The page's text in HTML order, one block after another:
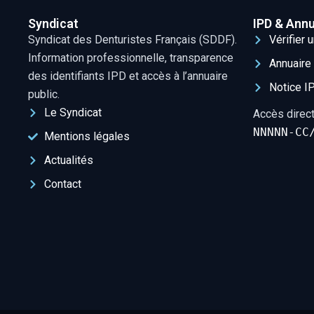
Syndicat
Syndicat des Denturistes Français (SDDF).
Information professionnelle, transparence
des identifiants IPD et accès à l’annuaire
public.
Le Syndicat
Mentions légales
Actualités
Contact
IPD &
Vérifier
Notice
Accès
NNNNN-